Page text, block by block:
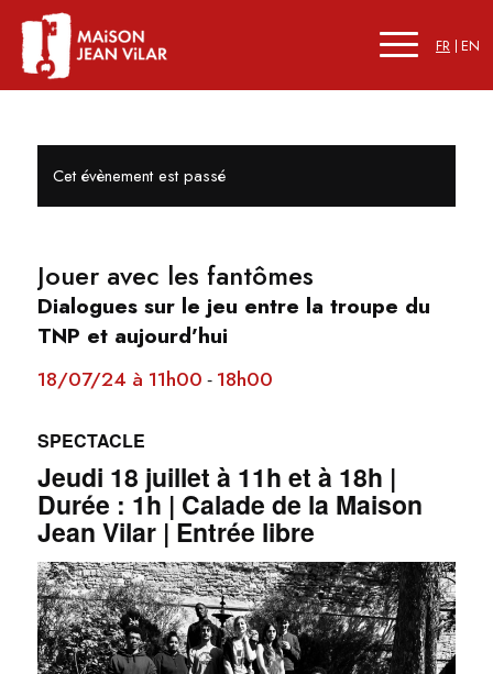
FR EN
Cet évènement est passé
Jouer avec les fantômes
Dialogues sur le jeu entre la troupe du
TNP et aujourd’hui
18/07/24 à 11h00 - 18h00
SPECTACLE
Jeudi 18 juillet à 11h et à 18h |
Durée : 1h | Calade de la Maison
Jean Vilar | Entrée libre